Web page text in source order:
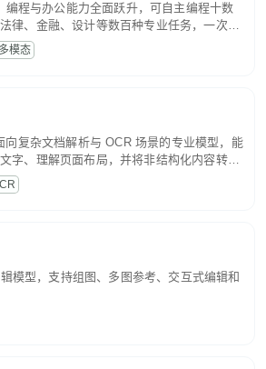
编程与办公能力全面跃升，可自主编程十数
律、金融、设计等数百种专业任务，一次对
。原生视觉理解贯穿规划、执行与验证全流
频的深度语义解析。长程任务中自主规划与
多模态
向复杂文档解析与 OCR 场景的专业模型，能
字、理解页面布局，并将非结构化内容转换
处理的结构化结果。
模型，支持组图、多图参考、交互式编辑和